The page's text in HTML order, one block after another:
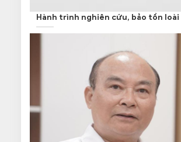
Hành trình nghiên cứu, bảo tồn loài